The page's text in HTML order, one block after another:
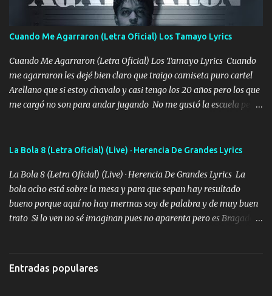
contigo fui muy feliz a lo mejor no lloró pero muy en el fondo te
adoro
Cuando Me Agarraron (Letra Oficial) Los Tamayo Lyrics
Cuando Me Agarraron (Letra Oficial) Los Tamayo Lyrics Cuando
me agarraron les dejé bien claro que traigo camiseta puro cartel
Arellano que si estoy chavalo y casi tengo los 20 años pero los que
me cargó no son para andar jugando No me gustó la escuela pero
firme el legado que si como me llamó varios ya se han preguntado
fajado y mi R terciado me van a ver allá por TJ para un licenciado
mando un abrazo andamos al cien Choritas también Música
Ando en la colonia bien acelerado traigo un M2 que nunca me ha
fallado para mi compadre mandó un fuerte abrazo también al
tomando con mujeres hermosas y botellas destapando siempre
bien cuidado bien atrabancado y a los que me conocen ya saben de
La Bola 8 (Letra Oficial) (Live) · Herencia De Grandes Lyrics
La Bola 8 (Letra Oficial) (Live) · Herencia De Grandes Lyrics La
bola ocho está sobre la mesa y para que sepan hay resultado
bueno porque aquí no hay mermas soy de palabra y de muy buen
trato Si lo ven no sé imaginan pues no aparenta pero es Bragado a
lo primero que cualquier cosa es un gran regalo Siempre me van a
ver solo más no ando solo ai ta el aparato con cargador extendido
Entradas populares